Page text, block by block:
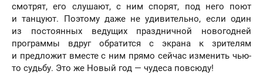
смотрят, его слушают, с ним спорят, под него поют
и танцуют. Поэтому даже не удивительно, если один
из постоянных ведущих праздничной новогодней
программы вдруг обратится с экрана к зрителям
и предложит вместе с ним прямо сейчас изменить чью-
то судьбу. Это же Новый год — чудеса повсюду!